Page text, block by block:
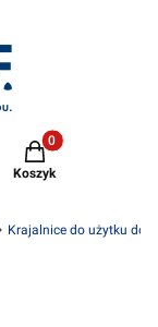
Produkty w
Koszyk
Krajalnice do użytku